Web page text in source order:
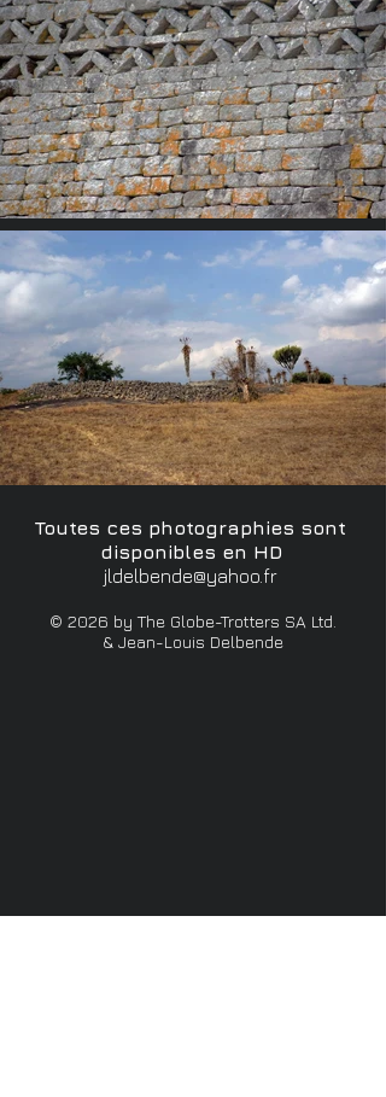
Toutes ces photographies sont
disponibles en HD
jldelbende@yahoo.fr
© 2026 by The Globe-Trotters SA Ltd.
& Jean-Louis Delbende